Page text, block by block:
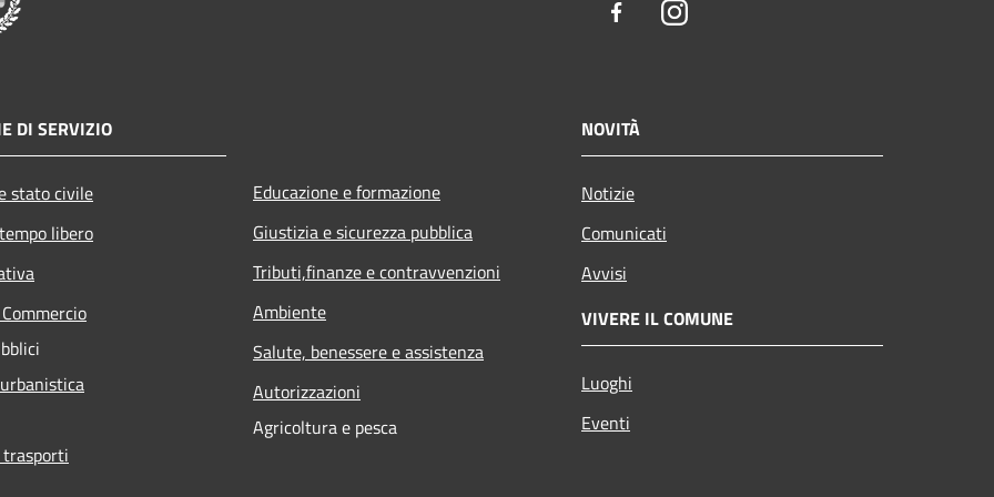
FacebookInstagram
DI SERVIZIO
stato civile
libero
Educazione e formazione
Giustizia e sicurezza pubblica
Tributi,finanze e contravvenzioni
Ambiente
Salute, benessere e assistenza
Autorizzazioni
Agricoltura e pesca
NOVITÀ
Notizie
Comunicati
Avvisi
VIVERE IL COMUNE
Luoghi
Eventi